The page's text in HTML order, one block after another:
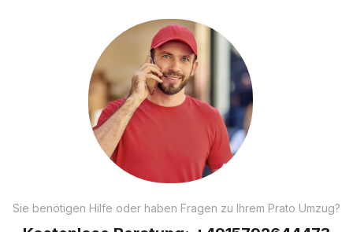
Sie benötigen Hilfe oder haben Fragen zu Ihrem Prato Umzug?